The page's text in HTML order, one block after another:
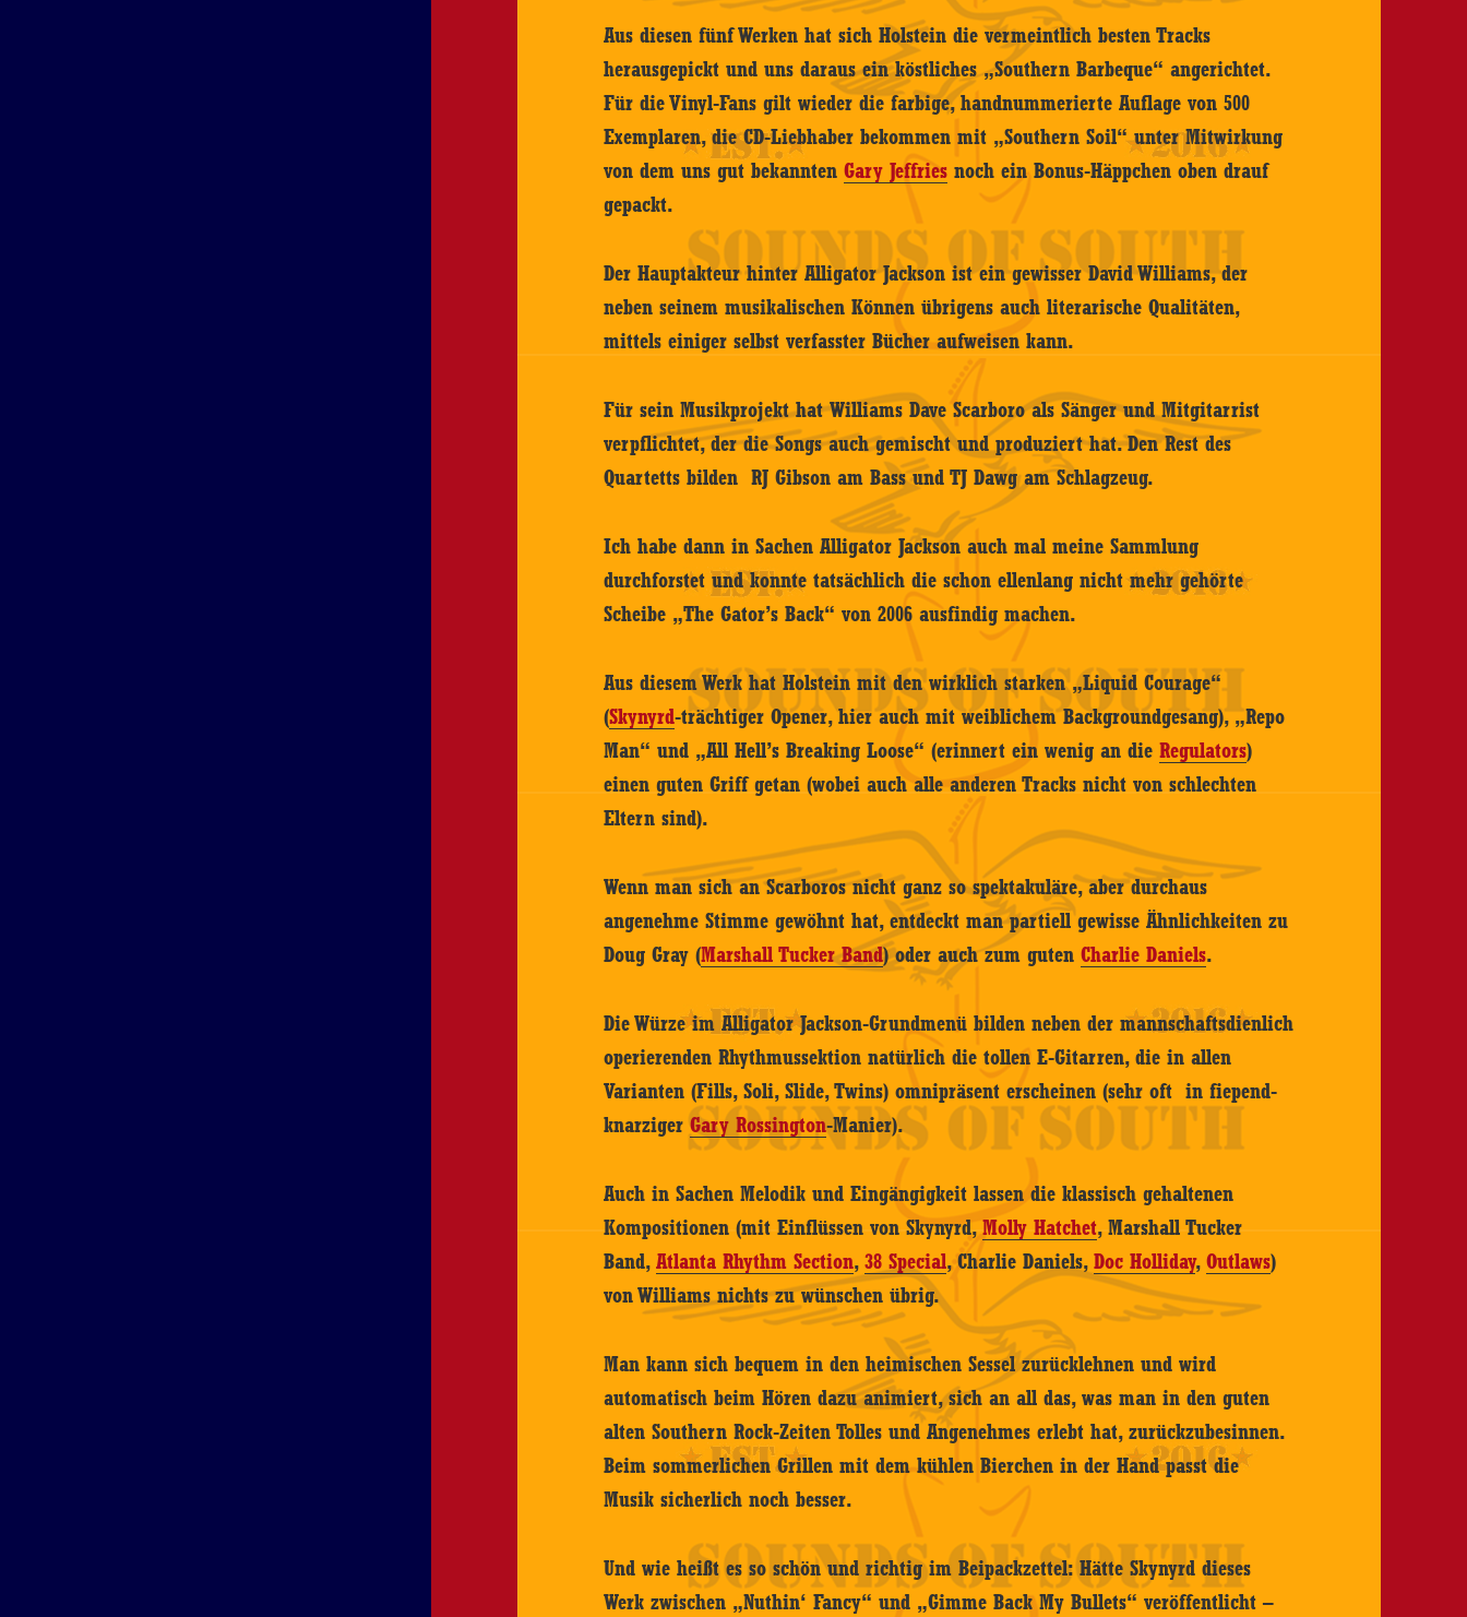
Aus diesen fünf Werken hat sich Holstein die vermeintlich besten Tracks
herausgepickt und uns daraus ein köstliches „Southern Barbeque“ angerichtet.
Für die Vinyl-Fans gilt wieder die farbige, handnummerierte Auflage von 500
Exemplaren, die CD-Liebhaber bekommen mit „Southern Soil“ unter Mitwirkung
von dem uns gut bekanntenGary Jeffries noch ein Bonus-Häppchen oben drauf
gepackt.
Der Hauptakteur hinter Alligator Jackson ist ein gewisser David Williams, der
neben seinem musikalischen Können übrigens auch literarische Qualitäten,
mittels einiger selbst verfasster Bücher aufweisen kann.
Für sein Musikprojekt hat Williams Dave Scarboro als Sänger und Mitgitarrist
verpflichtet, der die Songs auch gemischt und produziert hat. Den Rest des
Quartetts bilden RJ Gibson am Bass und TJ Dawg am Schlagzeug.
Ich habe dann in Sachen Alligator Jackson auch mal meine Sammlung
durchforstet und konnte tatsächlich die schon ellenlang nicht mehr gehörte
Scheibe „The Gator’s Back“ von 2006 ausfindig machen.
Aus diesem Werk hat Holstein mit den wirklich starken „Liquid Courage“
(Skynyrd-trächtiger Opener, hier auch mit weiblichem Backgroundgesang), „Repo
Man“ und „All Hell’s Breaking Loose“ (erinnert ein wenig an dieRegulators)
einen guten Griff getan (wobei auch alle anderen Tracks nicht von schlechten
Eltern sind).
Wenn man sich an Scarboros nicht ganz so spektakuläre, aber durchaus
angenehme Stimme gewöhnt hat, entdeckt man partiell gewisse Ähnlichkeiten zu
Doug Gray (Marshall Tucker Band) oder auch zum gutenCharlie Daniels.
Die Würze im Alligator Jackson-Grundmenü bilden neben der mannschaftsdienlich
operierenden Rhythmussektion natürlich die tollen E-Gitarren, die in allen
Varianten (Fills, Soli, Slide, Twins) omnipräsent erscheinen (sehr oft in fiepend-
knarzigerGary Rossington-Manier).
Auch in Sachen Melodik und Eingängigkeit lassen die klassisch gehaltenen
Kompositionen (mit Einflüssen von Skynyrd,Molly Hatchet, Marshall Tucker
Band,Atlanta Rhythm Section,38 Special, Charlie Daniels,Doc Holliday,Outlaws)
von Williams nichts zu wünschen übrig.
Man kann sich bequem in den heimischen Sessel zurücklehnen und wird
automatisch beim Hören dazu animiert, sich an all das, was man in den guten
alten Southern Rock-Zeiten Tolles und Angenehmes erlebt hat, zurückzubesinnen.
Beim sommerlichen Grillen mit dem kühlen Bierchen in der Hand passt die
Musik sicherlich noch besser.
Und wie heißt es so schön und richtig im Beipackzettel: Hätte Skynyrd dieses
Werk zwischen „Nuthin‘ Fancy“ und „Gimme Back My Bullets“ veröffentlicht –